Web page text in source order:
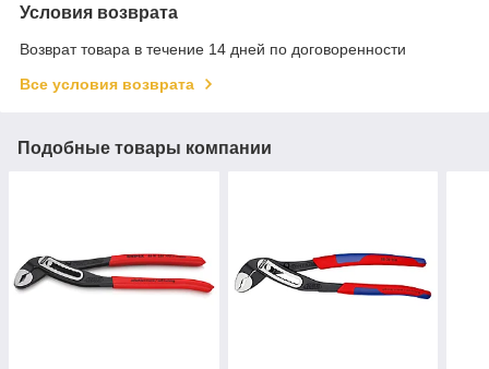
Условия возврата
Возврат товара в течение 14 дней по договоренности
Все условия возврата
Подобные товары компании